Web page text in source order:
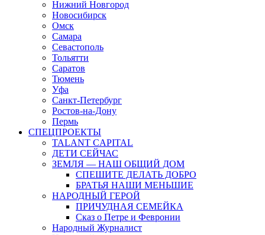
Нижний Новгород
Новосибирск
Омск
Самара
Севастополь
Тольятти
Саратов
Тюмень
Уфа
Санкт-Петербург
Ростов-на-Дону
Пермь
СПЕЦПРОЕКТЫ
TALANT CAPITAL
ДЕТИ СЕЙЧАС
ЗЕМЛЯ — НАШ ОБЩИЙ ДОМ
СПЕШИТЕ ДЕЛАТЬ ДОБРО
БРАТЬЯ НАШИ МЕНЬШИЕ
НАРОДНЫЙ ГЕРОЙ
ПРИЧУДНАЯ СЕМЕЙКА
Сказ о Петре и Февронии
Народный Журналист